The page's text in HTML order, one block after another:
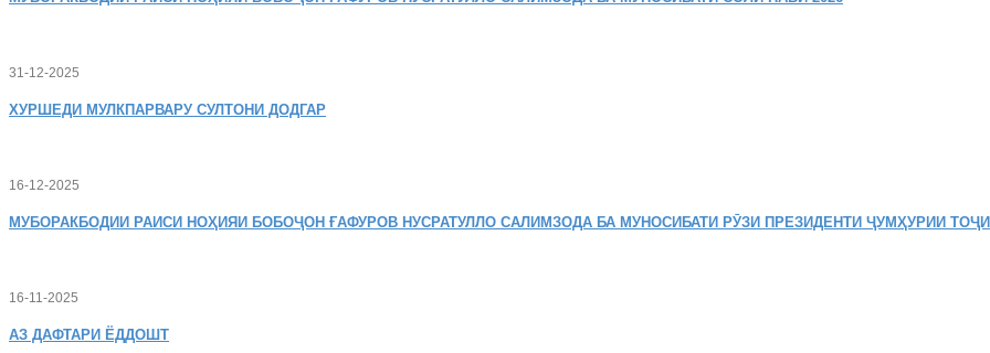
31-12-2025
ХУРШЕДИ МУЛКПАРВАРУ СУЛТОНИ ДОДГАР
16-12-2025
МУБОРАКБОДИИ РАИСИ НОҲИЯИ БОБОҶОН ҒАФУРОВ НУСРАТУЛЛО САЛИМЗОДА БА МУНОСИБАТИ РӮЗИ ПРЕЗИДЕНТИ ҶУМҲУРИИ
16-11-2025
АЗ ДАФТАРИ ЁДДОШТ